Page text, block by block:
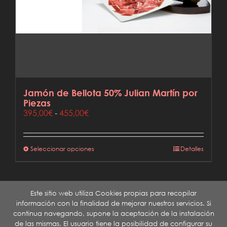
Jamón de Bellota 50% Julian Martín por
Piezas
395,00€-455,00€Rango
precios:
395,00€
hasta
Seleccionar opciones
producto
múltiples
variantes.
Las
opciones
se
Detalles
Este sitio web utiliza Cookies propias para recopilar
información con la finalidad de mejorar nuestros servicios. Si
continua navegando, supone la aceptación de la instalación
de las mismas. El usuario tiene la posibilidad de configurar su